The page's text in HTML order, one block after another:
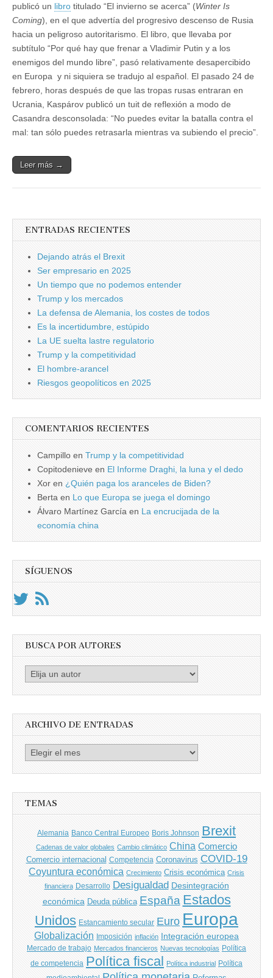
publicó un libro titulado “El invierno se acerca” (Winter Is
Coming), en el que advertía del progresivo descenso de Rusia
hacia un peligroso autoritarismo. El libro, que llevaba por
subtítulo “Por qué hay que frenar a Vladimir Putin y a los
enemigos del mundo libre”, pasó relativamente desapercibido
en Europa y ni siquiera se tradujo al español. El pasado 24 de
febrero, horas después de que las tropas rusas entraran en
Ucrania, Kaspárov publicó un tuit de reflexión a modo de
Casandra desconsolada: “No puedes evitar la batalla contra el
mal: tan sólo puedes retrasarla mientras va subiendo el precio”.
Leer más →
ENTRADAS RECIENTES
Dejando atrás el Brexit
Ser empresario en 2025
Un tiempo que no podemos entender
Trump y los mercados
La defensa de Alemania, los costes de todos
Es la incertidumbre, estúpido
La UE suelta lastre regulatorio
Trump y la competitividad
El hombre-arancel
Riesgos geopolíticos en 2025
COMENTARIOS RECIENTES
Campillo en Trump y la competitividad
Copitodenieve en El Informe Draghi, la luna y el dedo
Xor en ¿Quién paga los aranceles de Biden?
Berta en Lo que Europa se juega el domingo
Álvaro Martínez García en La encrucijada de la
economía china
SÍGUENOS
BUSCA POR AUTORES
Busca
ARCHIVO DE ENTRADAS
Archivo
TEMAS
Alemania Banco Central Europeo Boris Johnson Brexit
Cadenas de valor globales Cambio climático China Comercio
Comercio internacional Competencia Coronavirus COVID-19
Coyuntura económica Crecimiento Crisis económica Crisis
financiera
Desarrollo Desigualdad Desintegración
económica Deuda pública España Estados
Unidos Estancamiento secular Euro Europa
Globalización Imposición inflación Integración europea
Mercado de trabajo Mercados financieros Nuevas tecnologías Política
de competencia Política fiscal Política industrial
Política